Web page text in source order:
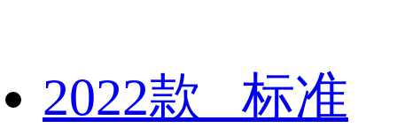
2022款 标准